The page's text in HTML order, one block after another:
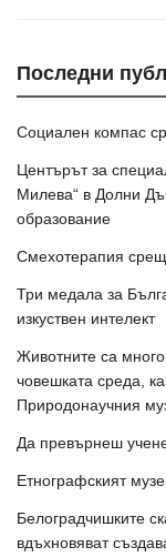
Последни
Социален компас
Центърът за
Милева“ в Долни
образование
Смехотерапия
Три медала за
изкуствен интелект
Животните са
човешката среда,
Природонаучния
Да превърнеш
Етнографският
Белоградчишките
вдъхновяват